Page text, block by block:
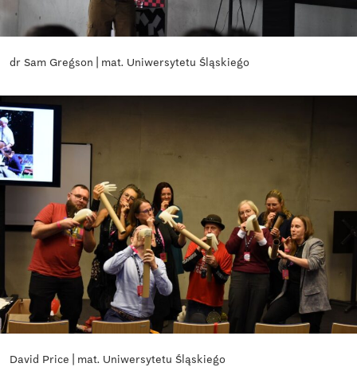
dr Sam Gregson | mat. Uniwersytetu Śląskiego
David Price | mat. Uniwersytetu Śląskiego